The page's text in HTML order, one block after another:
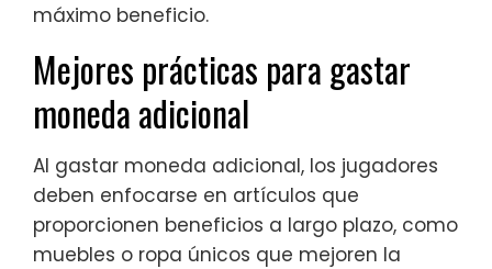
máximo beneficio.
Mejores prácticas para gastar
moneda adicional
Al gastar moneda adicional, los jugadores
deben enfocarse en artículos que
proporcionen beneficios a largo plazo, como
muebles o ropa únicos que mejoren la